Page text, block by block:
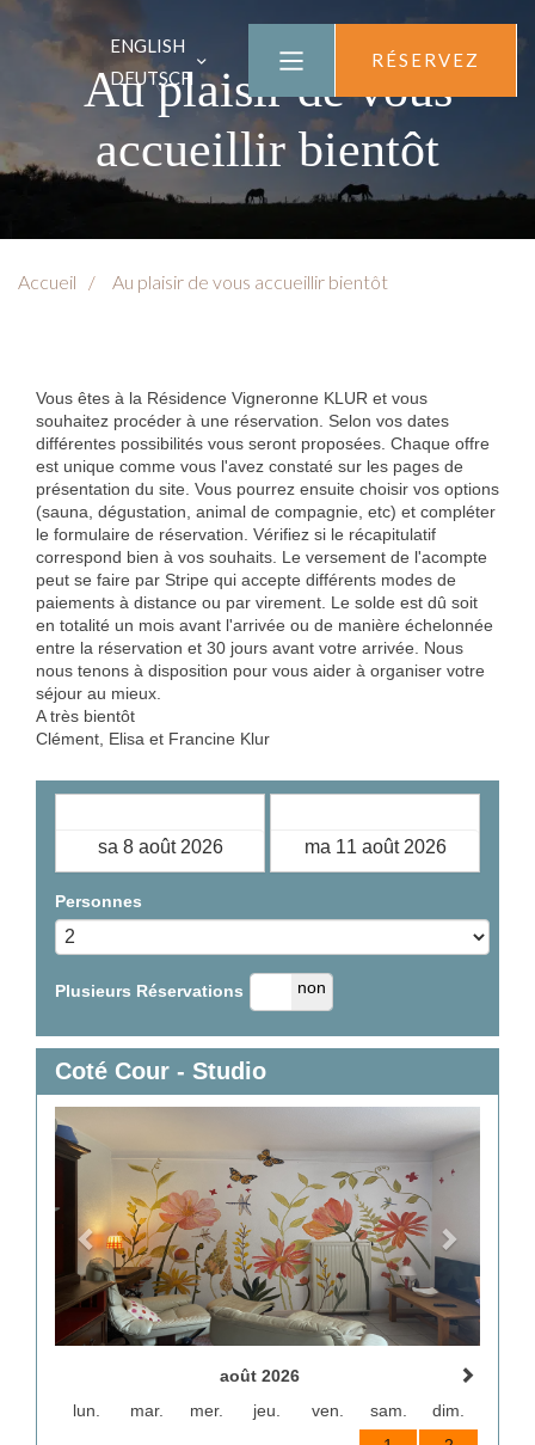
ENGLISH
DEUTSCH
RÉSERVEZ
Au plaisir de vous
accueillir bientôt
Accueil Au plaisir de vous accueillir bientôt